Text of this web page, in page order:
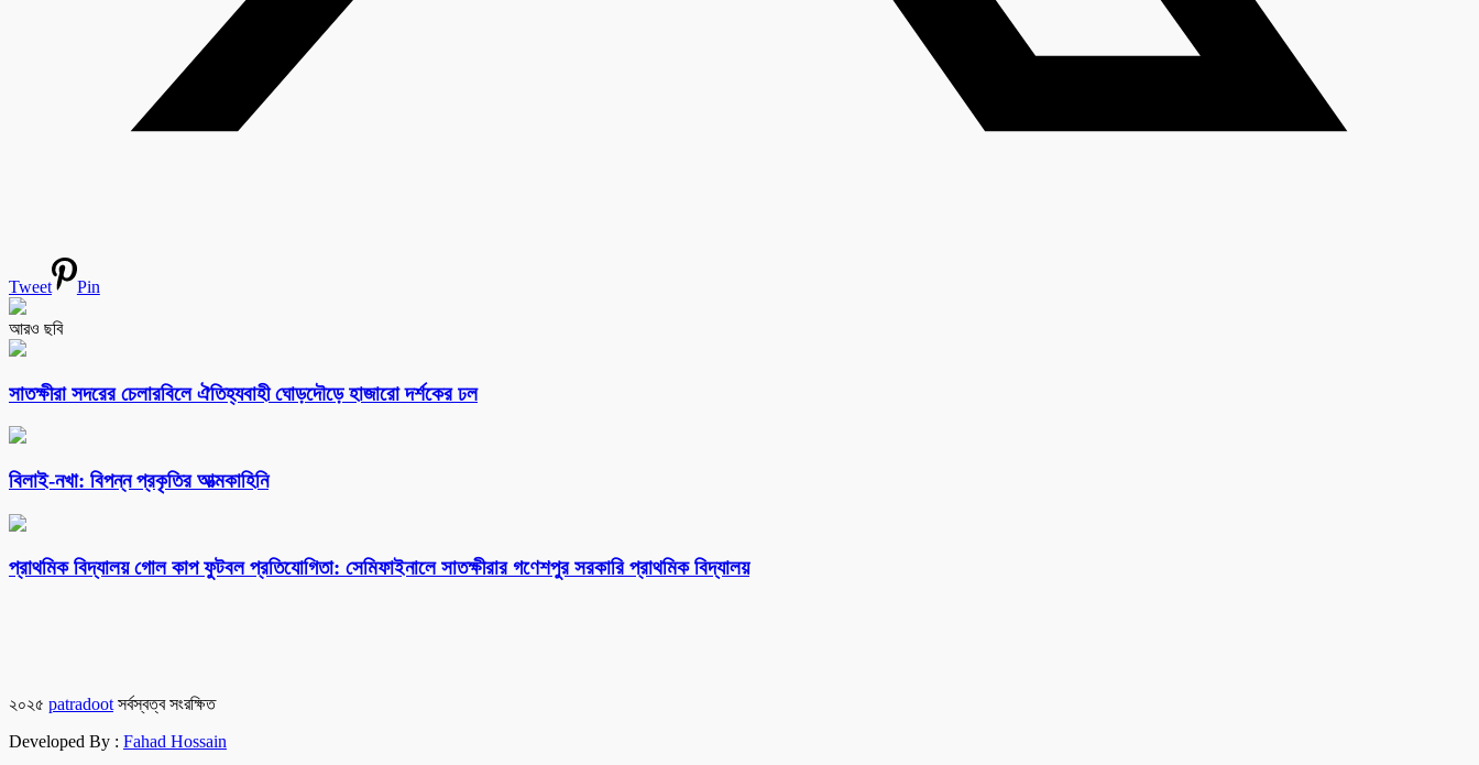
Tweet Pin
আরও ছবি
সাতক্ষীরা সদরের চেলারবিলে ঐতিহ্যবাহী ঘোড়দৌড়ে হাজারো দর্শকের ঢল
বিলাই-নখা: বিপন্ন প্রকৃতির আত্মকাহিনি
প্রাথমিক বিদ্যালয় গোল কাপ ফুটবল প্রতিযোগিতা: সেমিফাইনালে সাতক্ষীরার গণেশপুর সরকারি প্রাথমিক বিদ্যালয়
২০২৫ patradoot সর্বস্বত্ব সংরক্ষিত
Developed By : Fahad Hossain